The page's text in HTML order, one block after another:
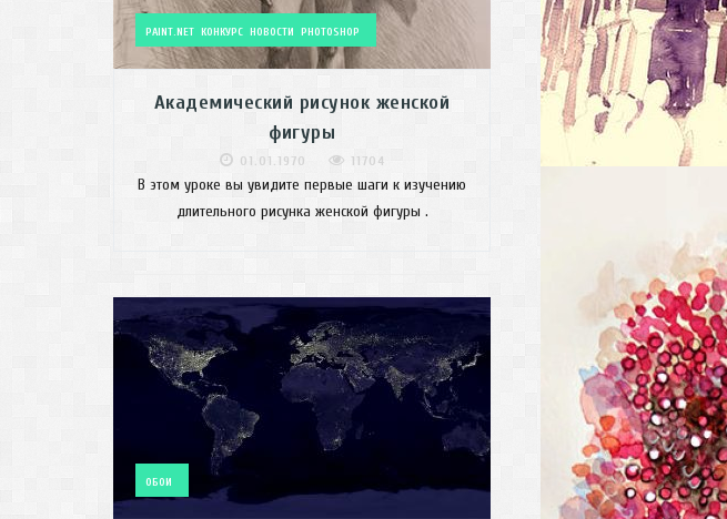
PAINT.NET КОНКУРС НОВОСТИ PHOTOSHOP
Академический рисунок женской
фигуры
01.01.1970 11704
В этом уроке вы увидите первые шаги к изучению
длительного рисунка женской фигуры .
ОБОИ